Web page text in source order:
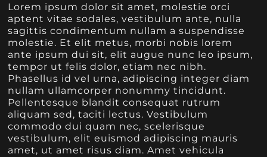
Lorem ipsum dolor sit amet, molestie orci
aptent vitae sodales, vestibulum ante, nulla
sagittis condimentum nullam a suspendisse
molestie. Et elit metus, morbi nobis lorem
ante ipsum dui sit, elit augue nunc leo ipsum,
tempor ut felis dolor, etiam nec nibh.
Phasellus id vel urna, adipiscing integer diam
nullam ullamcorper nonummy tincidunt.
Pellentesque blandit consequat rutrum
aliquam sed, taciti lectus. Vestibulum
commodo dui quam nec, scelerisque
vestibulum, elit euismod adipiscing mauris
amet, ut amet risus diam. Amet vehicula